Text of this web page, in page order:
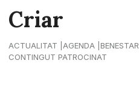
Criar
ACTUALITAT AGENDA BENESTAR
CONTINGUT PATROCINAT